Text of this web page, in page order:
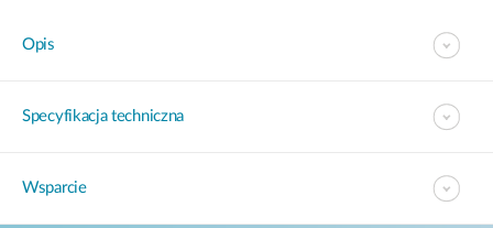
Opis
Specyfikacja techniczna
Wsparcie